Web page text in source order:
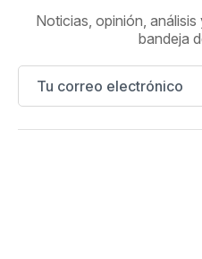
Noticias, opinión,
bandeja